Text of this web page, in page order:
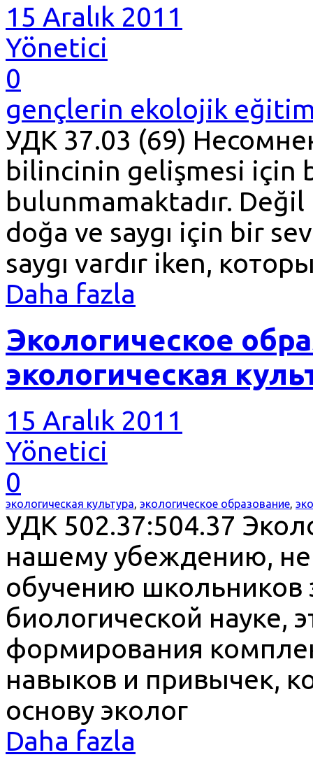
15 Aralık 2011
Yönetici
0
gençlerin ekolojik
УДК 37.03 (69)
bilincinin gelişmesi için
bulunmamaktadır.
doğa ve saygı için bir
saygı vardır iken,
Daha fazla
Экологическое
экологическая
15 Aralık 2011
Yönetici
0
экологическая культура, экологическое образование,
УДК 502.37:504.37
нашему убеждению,
обучению школьников
биологической науке,
формирования
навыков и привычек,
основу эколог
Daha fazla